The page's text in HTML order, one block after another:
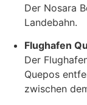
Der Nosara
Landebahn.
Flughafen
Der
Quepos
zwischen